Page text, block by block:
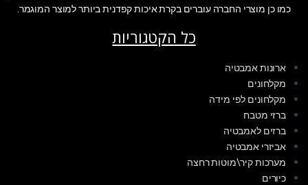
כמו כן מוצרי החברה עוברים בקרת איכות קפדנית ביותר למוצר המוגמר.
כל הקטגוריות
ארונות אמבטיה
מקלחונים
מקלחונים לפי מידה
ברזי מטבח
ברזים לאמבטיה
אביזרי אמבטיה
מערכות קיר\מוטות רחצה
כיורים